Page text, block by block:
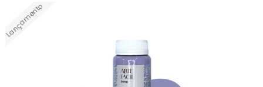
Lançamento